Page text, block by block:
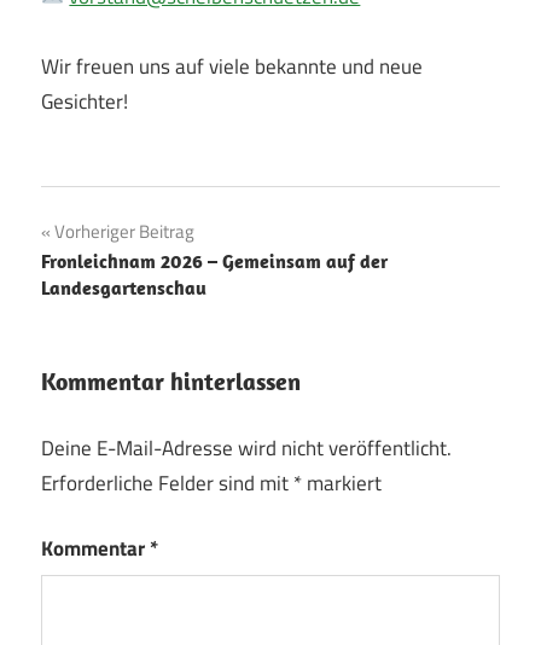
Wir freuen uns auf viele bekannte und neue
Gesichter!
Beitragsnavigation
Vorheriger Beitrag
Fronleichnam 2026 – Gemeinsam auf der
Landesgartenschau
Kommentar hinterlassen
Deine E-Mail-Adresse wird nicht veröffentlicht.
Erforderliche Felder sind mit*markiert
Kommentar*